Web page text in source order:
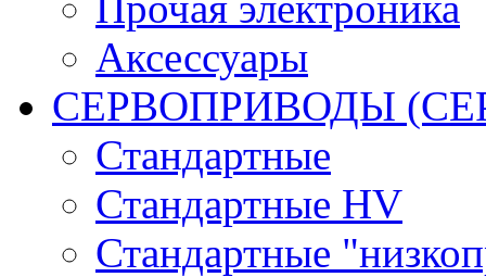
Аксессуары
СЕРВОПРИВОДЫ
Стандартные
Стандартные HV
Стандартные